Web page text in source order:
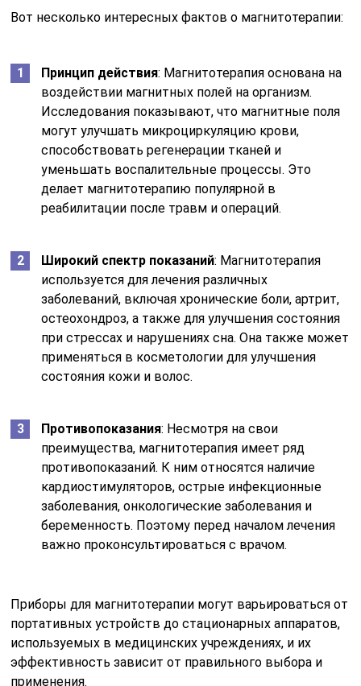
Вот несколько интересных фактов о магнитотерапии:
Принцип действия: Магнитотерапия основана на
воздействии магнитных полей на организм.
Исследования показывают, что магнитные поля
могут улучшать микроциркуляцию крови,
способствовать регенерации тканей и
уменьшать воспалительные процессы. Это
делает магнитотерапию популярной в
реабилитации после травм и операций.
Широкий спектр показаний: Магнитотерапия
используется для лечения различных
заболеваний, включая хронические боли, артрит,
остеохондроз, а также для улучшения состояния
при стрессах и нарушениях сна. Она также может
применяться в косметологии для улучшения
состояния кожи и волос.
Противопоказания: Несмотря на свои
преимущества, магнитотерапия имеет ряд
противопоказаний. К ним относятся наличие
кардиостимуляторов, острые инфекционные
заболевания, онкологические заболевания и
беременность. Поэтому перед началом лечения
важно проконсультироваться с врачом.
Приборы для магнитотерапии могут варьироваться от
портативных устройств до стационарных аппаратов,
используемых в медицинских учреждениях, и их
эффективность зависит от правильного выбора и
применения.